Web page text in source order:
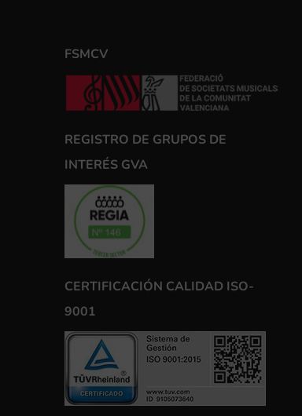
FSMCV
REGISTRO DE GRUPOS DE
INTERÉS GVA
CERTIFICACIÓN CALIDAD ISO-
9001